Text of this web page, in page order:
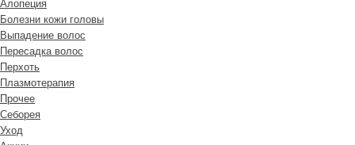
Алопеция
Болезни кожи головы
Выпадение волос
Пересадка волос
Перхоть
Плазмотерапия
Прочее
Себорея
Уход